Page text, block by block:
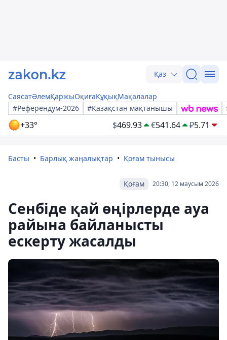
Қаз
СаясатӘлемҚаржыОқиғаҚұқықМақалалар
#Референдум-2026
#Қазақстан мақтанышы
+33° $469.93 €541.64 ₽5.71
Басты Барлық жаңалықтар Қоғам тынысы
20:30, 12 маусым 2026
Қоғам
Сенбіде қай өңірлерде ауа
райына байланысты
ескерту жасалды